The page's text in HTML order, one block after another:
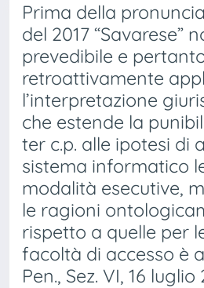
Prima della
del 2017 “Savarese”
prevedibile e
retroattivamente
l’interpretazione
che estende la
ter c.p. alle ipotesi di
sistema informatico
modalità esecutive,
le ragioni
rispetto a quelle per
facoltà di accesso è
Pen., Sez. VI, 16